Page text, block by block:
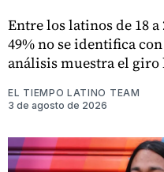
Entre los latinos de 18 a
49% no se identifica
análisis muestra el
EL TIEMPO LATINO TEAM
3 de agosto de 2026